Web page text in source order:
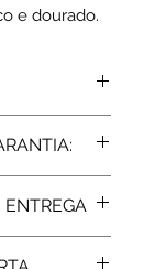
e dourado.
médio: 1,2
médio: 1,8
Dourado
pela
de 2 Anos,